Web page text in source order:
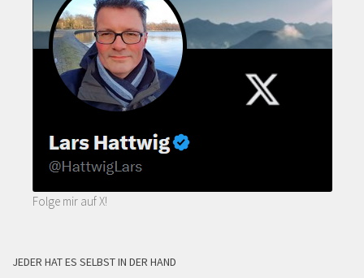
Folge mir auf X!
JEDER HAT ES SELBST IN DER HAND